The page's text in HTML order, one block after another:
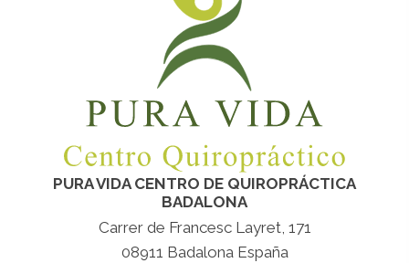
PURA VIDA CENTRO DE QUIROPRÁCTICA
BADALONA
Carrer de Francesc Layret, 171
08911 Badalona España